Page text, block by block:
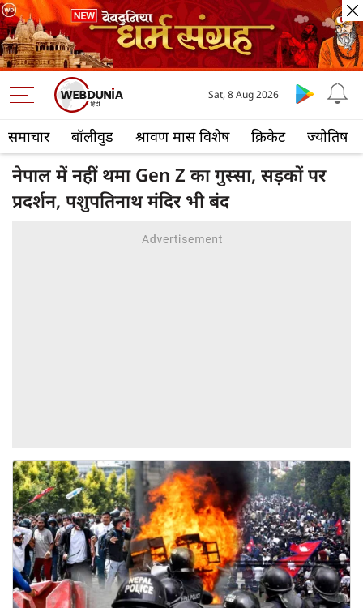
समाचार बॉलीवुड श्रावण मास विशेष क्रिकेट ज्योतिष
Sat, 8 Aug 2026
नेपाल में नहीं थमा Gen Z का गुस्सा, सड़कों पर
प्रदर्शन, पशुपतिनाथ मंदिर भी बंद